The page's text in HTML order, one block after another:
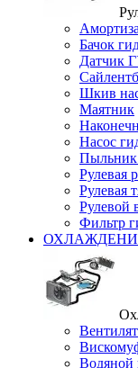
Бачок
Датчик
Шкив
Маятник
Насос
Пыльник
Рулевая
Рулевая
Рулевой
Фильтр
Водяной